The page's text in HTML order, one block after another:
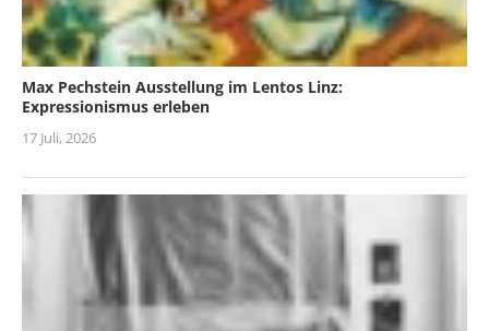
Max Pechstein Ausstellung im Lentos Linz:
Expressionismus erleben
17 Juli, 2026